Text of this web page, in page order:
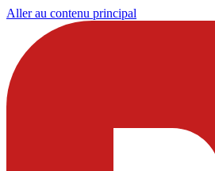
Aller au contenu principal